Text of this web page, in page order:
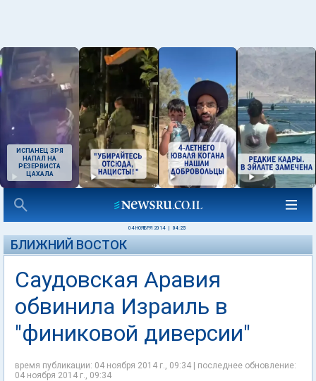
ИСПАНЕЦ ЗРЯ
НАПАЛ НА
РЕЗЕРВИСТА
ЦАХАЛА
04 НОЯБРЯ 2014 04:25
БЛИЖНИЙ ВОСТОК
Саудовская Аравия
обвинила Израиль в
"финиковой диверсии"
время публикации: 04 ноября 2014 г., 09:34 | последнее обновление:
04 ноября 2014 г., 09:34